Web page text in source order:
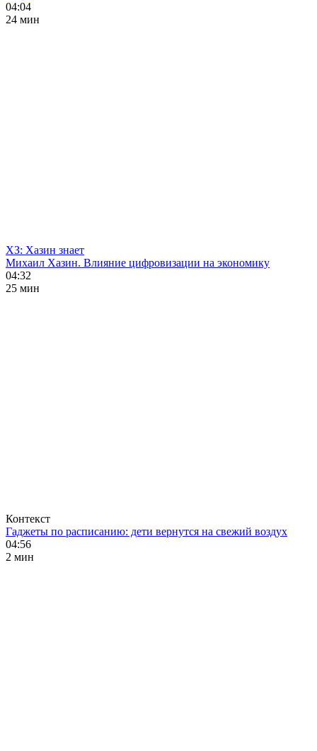
04:04
24 мин
ХЗ: Хазин знает
Михаил Хазин. Влияние цифровизации на экономику
04:32
25 мин
Контекст
Гаджеты по расписанию: дети вернутся на свежий воздух
04:56
2 мин